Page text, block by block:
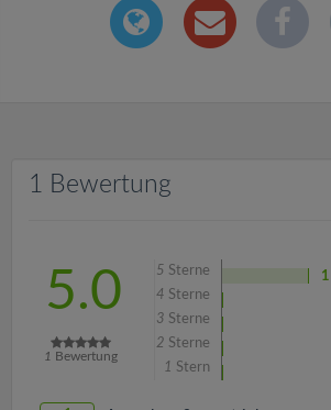
1 Bewertung
5.0
1 Bewertung
5 Sterne
1
4 Sterne
3 Sterne
2 Sterne
1 Stern